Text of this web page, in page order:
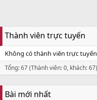
Thành viên trực tuyến
Không có thành viên trực
Tổng: 67 (Thành viên: 0, khách: 67)
Bài mới nhất